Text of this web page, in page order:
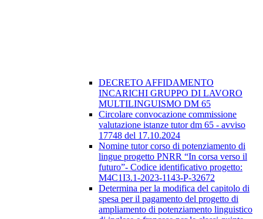
DECRETO AFFIDAMENTO
INCARICHI GRUPPO DI LAVORO
MULTILINGUISMO DM 65
Circolare convocazione commissione
valutazione istanze tutor dm 65 - avviso
17748 del 17.10.2024
Nomine tutor corso di potenziamento di
lingue progetto PNRR “In corsa verso il
futuro”- Codice identificativo progetto:
M4C1I3.1-2023-1143-P-32672
Determina per la modifica del capitolo di
spesa per il pagamento del progetto di
ampliamento di potenziamento linguistico